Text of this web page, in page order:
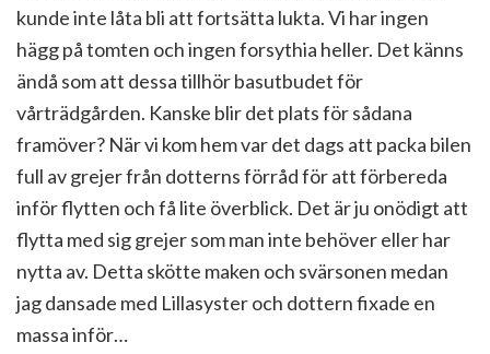
kunde inte låta bli att fortsätta lukta. Vi har ingen
hägg på tomten och ingen forsythia heller. Det känns
ändå som att dessa tillhör basutbudet för
vårträdgården. Kanske blir det plats för sådana
framöver? När vi kom hem var det dags att packa bilen
full av grejer från dotterns förråd för att förbereda
inför flytten och få lite överblick. Det är ju onödigt att
flytta med sig grejer som man inte behöver eller har
nytta av. Detta skötte maken och svärsonen medan
jag dansade med Lillasyster och dottern fixade en
massa inför…